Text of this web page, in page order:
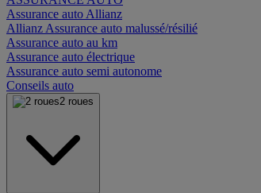
Assurance auto Allianz
Allianz Assurance auto malussé/résilié
Assurance auto au km
Assurance auto électrique
Assurance auto semi autonome
Conseils auto
2 roues